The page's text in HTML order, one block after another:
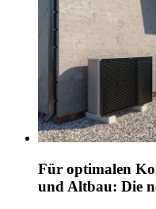
Für optimalen
und Altbau: Die